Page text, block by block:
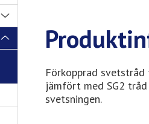
Förkopprad
jämfört med SG2
svetsningen.